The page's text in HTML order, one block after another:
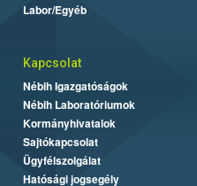
Labor/Egyéb
Kapcsolat
Nébih Igazgatóságok
Nébih Laboratóriumok
Kormányhivatalok
Sajtókapcsolat
Ügyfélszolgálat
Hatósági jogsegély